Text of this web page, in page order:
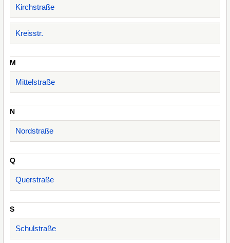
Kirchstraße
Kreisstr.
M
Mittelstraße
N
Nordstraße
Q
Querstraße
S
Schulstraße